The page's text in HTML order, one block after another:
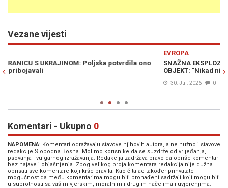
Vezane vijesti
SNAŽNA EKSPLOZIJA U POLJSKOJ, SRUŠIO SE NEIDENTIFICIRANI
OBJEKT: "Nikad nismo čuli nešto ovakvo" (FOTO/VIDEO)
Komentari - Ukupno 0
NAPOMENA: Komentari odražavaju stavove njihovih autora, a ne nužno i stavove
redakcije Slobodna Bosna. Molimo korisnike da se suzdrže od vrijeđanja,
psovanja i vulgarnog izražavanja. Redakcija zadržava pravo da obriše komentar
bez najave i objašnjenja. Zbog velikog broja komentara redakcija nije dužna
obrisati sve komentare koji krše pravila. Kao čitalac također prihvatate
mogućnost da među komentarima mogu biti pronađeni sadržaji koji mogu biti
u suprotnosti sa vašim vjerskim, moralnim i drugim načelima i uvjerenjima.